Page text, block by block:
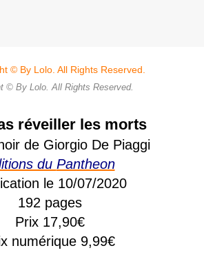
© By Lolo. All Rights Reserved.
réveiller les morts
de Giorgio De Piaggi
du Pantheon
le 10/07/2020
192 pages
Prix 17,90€
numérique 9,99€